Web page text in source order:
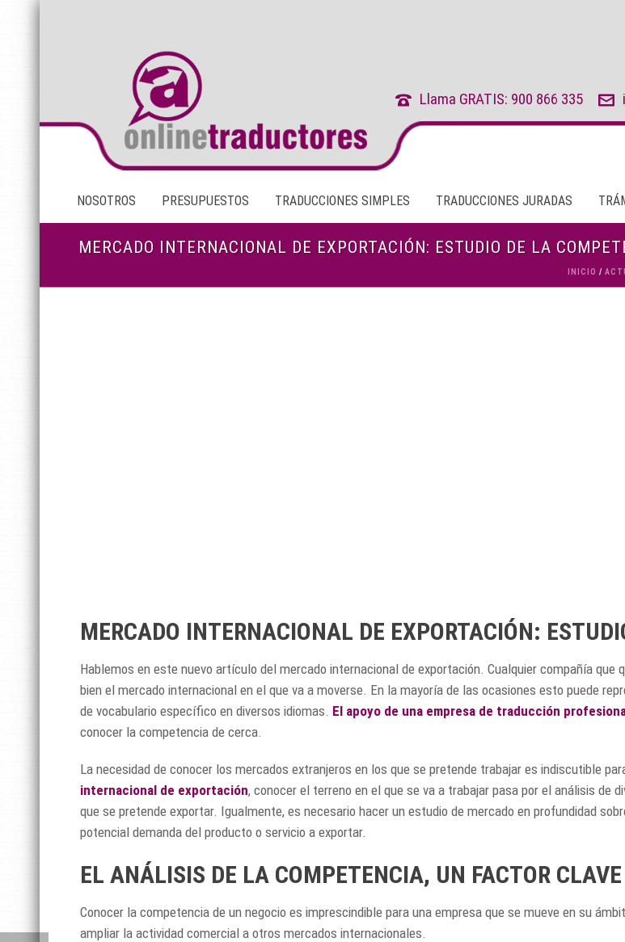
Llama GRATIS: 900 866 335
NOSOTROS PRESUPUESTOS TRADUCCIONES SIMPLES TRADUCCIONES JURADAS
MERCADO INTERNACIONAL DE EXPORTACIÓN: ESTUDIO DE LA
INICIO /
MERCADO INTERNACIONAL DE EXPORTACIÓN:
Hablemos en este nuevo artículo del mercado internacional de exportación. Cualquier compañía
bien el mercado internacional en el que va a moverse. En la mayoría de las ocasiones esto puede
de vocabulario específico en diversos idiomas. El apoyo de una empresa de traducción
conocer la competencia de cerca.
La necesidad de conocer los mercados extranjeros en los que se pretende trabajar es indiscutible
internacional de exportación, conocer el terreno en el que se va a trabajar pasa por el análisis
que se pretende exportar. Igualmente, es necesario hacer un estudio de mercado en profundidad
potencial demanda del producto o servicio a exportar.
EL ANÁLISIS DE LA COMPETENCIA, UN FACTOR CLAVE
Conocer la competencia de un negocio es imprescindible para una empresa que se mueve en su
ampliar la actividad comercial a otros mercados internacionales.